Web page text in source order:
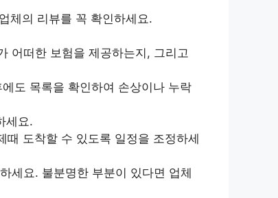
체의 리뷰를 꼭 확인하세요.
어떠한 보험을 제공하는지, 그리고
도 목록을 확인하여 손상이나 누락
세요.
도착할 수 있도록 일정을 조정하세
세요. 불분명한 부분이 있다면 업체